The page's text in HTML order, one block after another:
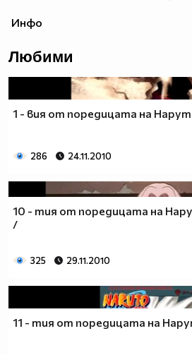
concepts ... their "reality" may all
shaped by their beliefs?"
イタチ永遠に Itachi eien ni Итачи
Инфо
Любими
1 - вия от поредицата на
286 24.11.2010
10 - тия от поредицата на
/
325 29.11.2010
11 - тия от поредицата на